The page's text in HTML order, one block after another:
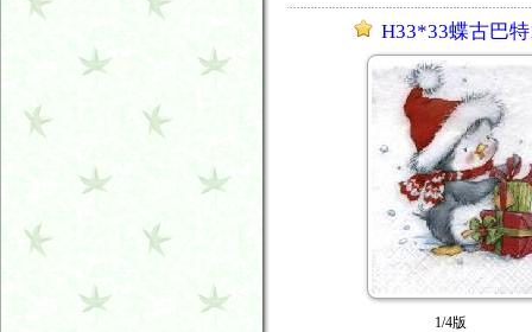
H33*33蝶古巴
1/4版